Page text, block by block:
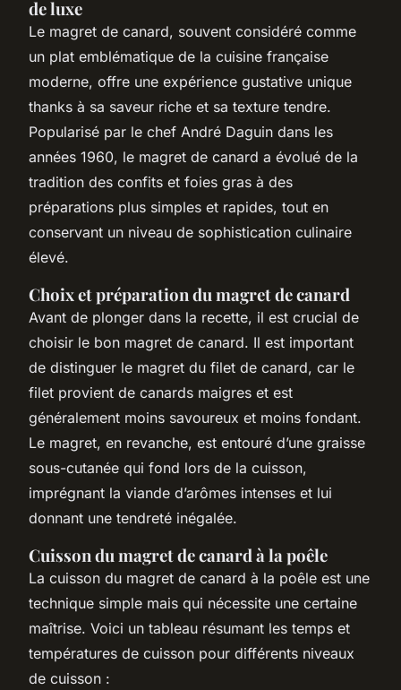
de luxe
Le magret de canard, souvent considéré comme
un plat emblématique de la cuisine française
moderne, offre une expérience gustative unique
thanks à sa saveur riche et sa texture tendre.
Popularisé par le chef André Daguin dans les
années 1960, le magret de canard a évolué de la
tradition des confits et foies gras à des
préparations plus simples et rapides, tout en
conservant un niveau de sophistication culinaire
élevé.
Choix et préparation du magret de canard
Avant de plonger dans la recette, il est crucial de
choisir le bon magret de canard. Il est important
de distinguer le magret du filet de canard, car le
filet provient de canards maigres et est
généralement moins savoureux et moins fondant.
Le magret, en revanche, est entouré d’une graisse
sous-cutanée qui fond lors de la cuisson,
imprégnant la viande d’arômes intenses et lui
donnant une tendreté inégalée.
Cuisson du magret de canard à la poêle
La cuisson du magret de canard à la poêle est une
technique simple mais qui nécessite une certaine
maîtrise. Voici un tableau résumant les temps et
températures de cuisson pour différents niveaux
de cuisson :